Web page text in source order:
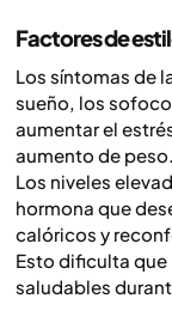
Factores de
Los síntomas de
sueño, los
aumentar el
aumento de
Los niveles
hormona que
calóricos y
Esto dificulta
saludables